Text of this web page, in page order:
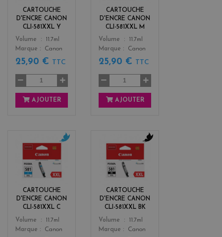
CARTOUCHE
D'ENCRE CANON
CLI-581XXL Y
Color
o
w
Volume
11.7ml
Marque
Canon
25,90 € TTC
AJOUTER
CARTOUCHE
D'ENCRE CANON
CLI-581XXL M
Color
n
t
a
Volume
11.7ml
Marque
Canon
25,90 € TTC
AJOUTER
CARTOUCHE
D'ENCRE CANON
CLI-581XXL C
Color
n
Volume
11.7ml
Marque
Canon
CARTOUCHE
D'ENCRE CANON
CLI-581XXL BK
Color
c
k
Volume
11.7ml
Marque
Canon